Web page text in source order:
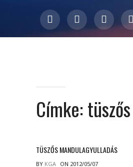
Címke:tüszős
TÜSZŐS MANDULAGYULLADÁS
BY KGA ON 2012/05/07